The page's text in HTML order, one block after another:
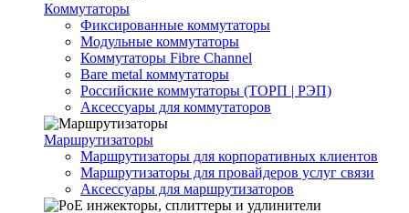
Коммутаторы
Фиксированные коммутаторы
Модульные коммутаторы
Коммутаторы Fibre Channel
Bare metal коммутаторы
Российские коммутаторы (ТОРП | РЭП)
Аксессуары для коммутаторов
Маршрутизаторы
Маршрутизаторы для корпоративных клиентов
Маршрутизаторы для провайдеров услуг связи
Аксессуары для маршрутизаторов